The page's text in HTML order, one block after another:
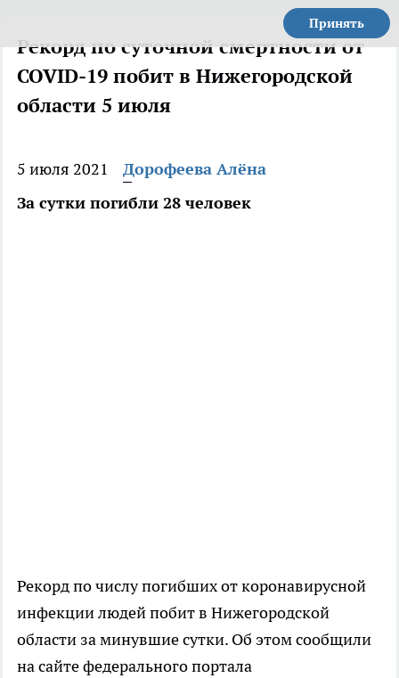
Принять
Рекорд по суточной смертности от
COVID-19 побит в Нижегородской
области 5 июля
5 июля 2021
Дорофеева Алёна
За сутки погибли 28 человек
Рекорд по числу погибших от коронавирусной
инфекции людей побит в Нижегородской
области за минувшие сутки. Об этом сообщили
на сайте федерального портала